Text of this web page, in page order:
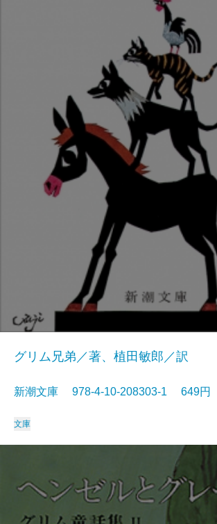
グリム兄弟／著、植田敏郎／訳
新潮文庫 978-4-10-208303-1 649円
文庫